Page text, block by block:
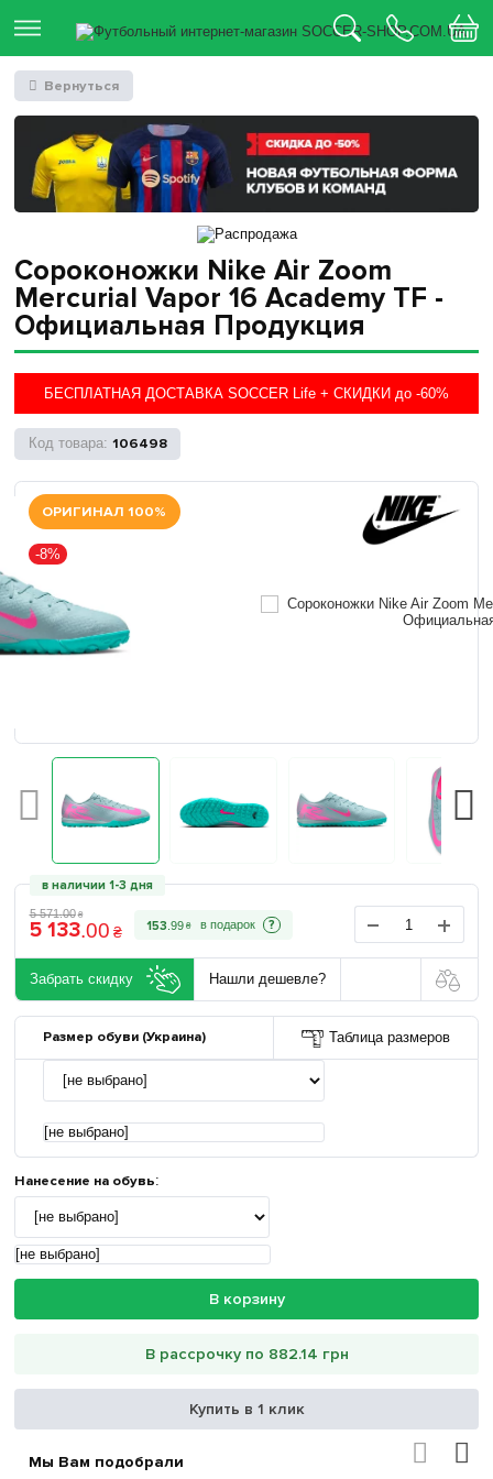
Сороконожки Nike Air Zoom
Mercurial Vapor 16 Academy TF -
Официальная Продукция
БЕСПЛАТНАЯ ДОСТАВКА SOCCER Life + СКИДКИ до -60%
106498
ОРИГИНАЛ 100%
-8%
в наличии 1-3 дня
5 571.00 ₴
5 133.00 ₴ 153 .99 ₴ ?
Забрать скидку Нашли дешевле?
Размер обуви (Украина) Таблица размеров
[не выбрано]
Нанесение на обувь:
[не выбрано]
В корзину
В рассрочку по 882.14 грн
Купить в 1 клик
Мы Вам подобрали
Вернуться